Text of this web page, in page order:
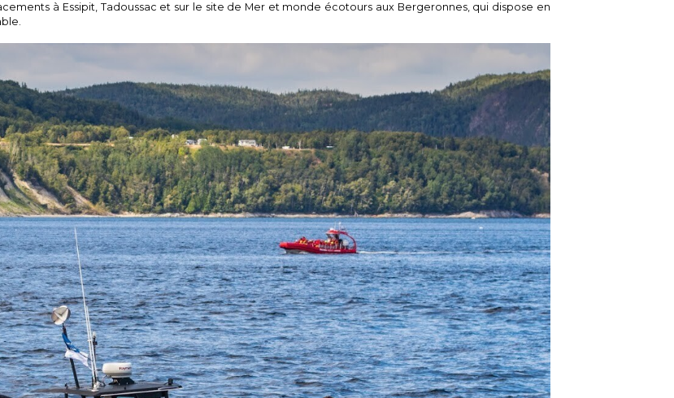
à Essipit, Tadoussac et sur le site de Mer et monde écotours aux Bergeronnes, qui dispose en